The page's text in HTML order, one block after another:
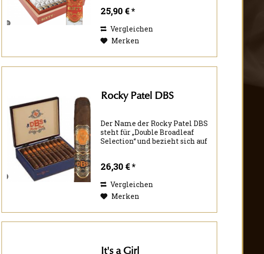
25,90 € *
Vergleichen
Merken
Rocky Patel DBS
Der Name der Rocky Patel DBS
steht für „Double Broadleaf
Selection“ und bezieht sich auf
der Mischung enthalten sind.
26,30 € *
Vergleichen
Merken
It's a Girl